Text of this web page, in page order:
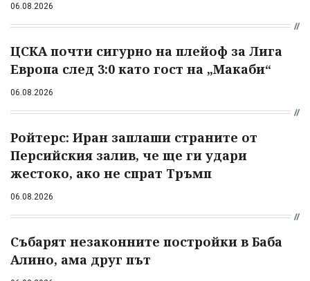
06.08.2026
ЦСКА почти сигурно на плейоф за Лига
Европа след 3:0 като гост на „Макаби“
06.08.2026
Ройтерс: Иран заплаши страните от
Персийския залив, че ще ги удари
жестоко, ако не спрат Тръмп
06.08.2026
Събарят незаконните постройки в Баба
Алино, ама друг път